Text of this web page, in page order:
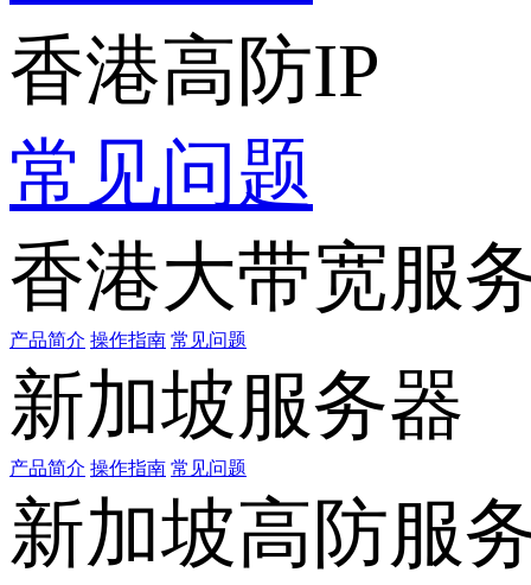
香港高防IP
常见问题
香港大带宽服
产品简介 操作指南 常见问题
新加坡服务器
产品简介 操作指南 常见问题
新加坡高防服